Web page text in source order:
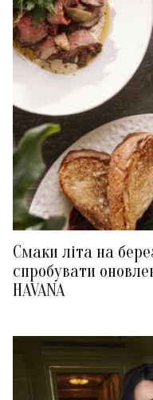
Смаки літа на
спробувати
HAVANA